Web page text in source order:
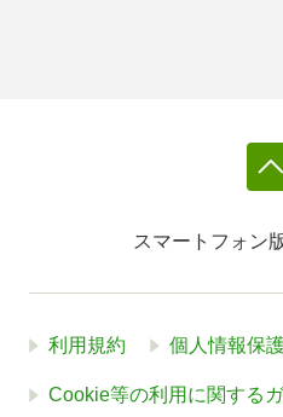
スマートフォン
利用規約 個人情報保
Cookie等の利用に関する